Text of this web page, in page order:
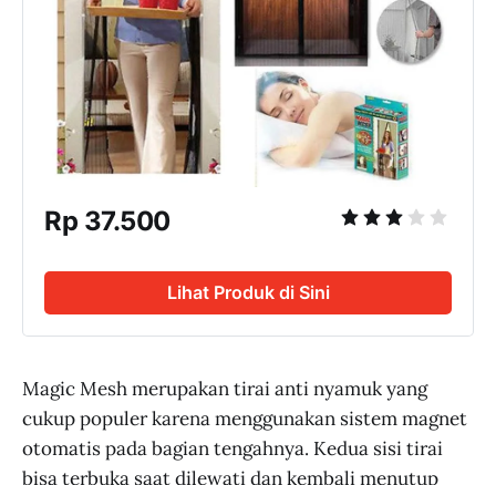
Rp 37.500
Lihat Produk di Sini
Magic Mesh merupakan tirai anti nyamuk yang
cukup populer karena menggunakan sistem magnet
otomatis pada bagian tengahnya. Kedua sisi tirai
bisa terbuka saat dilewati dan kembali menutup